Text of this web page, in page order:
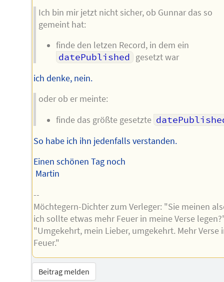
Ich bin mir jetzt nicht sicher, ob Gunnar das so
gemeint hat:
finde den letzen Record, in dem ein
datePublished gesetzt war
ich denke, nein.
oder ob er meinte:
finde das größte gesetzte
So habe ich ihn jedenfalls verstanden.
Einen schönen Tag noch
Martin
--
Möchtegern-Dichter zum Verleger: "Sie meinen
ich sollte etwas mehr Feuer in meine Verse
"Umgekehrt, mein Lieber, umgekehrt. Mehr Verse
Feuer."
Beitrag melden